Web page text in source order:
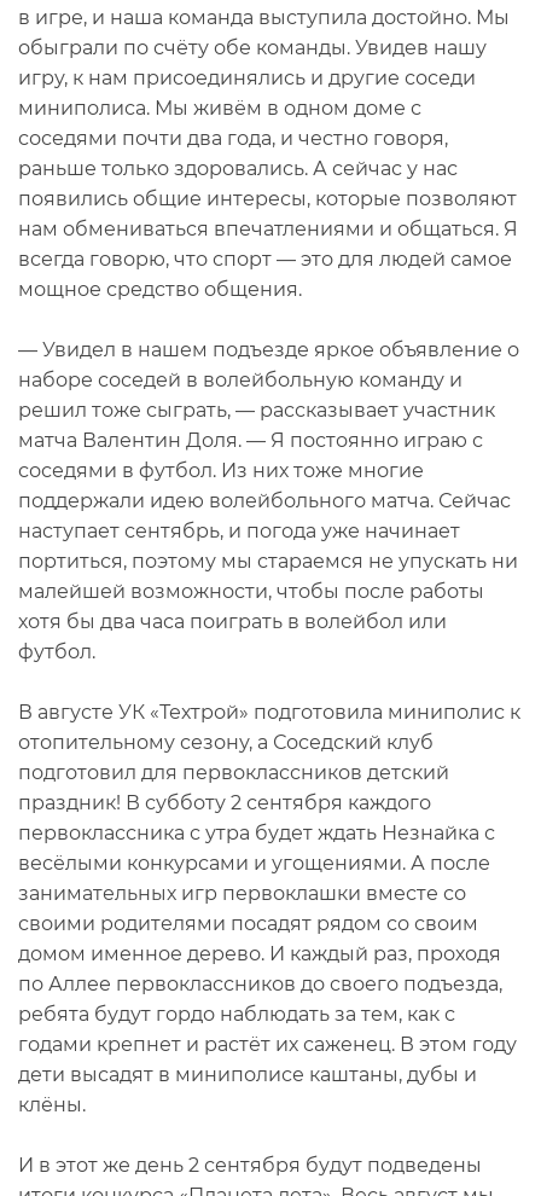
в игре, и наша команда выступила достойно. Мы
обыграли по счёту обе команды. Увидев нашу
игру, к нам присоединялись и другие соседи
миниполиса. Мы живём в одном доме с
соседями почти два года, и честно говоря,
раньше только здоровались. А сейчас у нас
появились общие интересы, которые позволяют
нам обмениваться впечатлениями и общаться. Я
всегда говорю, что спорт — это для людей самое
мощное средство общения.
— Увидел в нашем подъезде яркое объявление о
наборе соседей в волейбольную команду и
решил тоже сыграть, — рассказывает участник
матча Валентин Доля. — Я постоянно играю с
соседями в футбол. Из них тоже многие
поддержали идею волейбольного матча. Сейчас
наступает сентябрь, и погода уже начинает
портиться, поэтому мы стараемся не упускать ни
малейшей возможности, чтобы после работы
хотя бы два часа поиграть в волейбол или
футбол.
В августе УК «Техтрой» подготовила миниполис к
отопительному сезону, а Соседский клуб
подготовил для первоклассников детский
праздник! В субботу 2 сентября каждого
первоклассника с утра будет ждать Незнайка с
весёлыми конкурсами и угощениями. А после
занимательных игр первоклашки вместе со
своими родителями посадят рядом со своим
домом именное дерево. И каждый раз, проходя
по Аллее первоклассников до своего подъезда,
ребята будут гордо наблюдать за тем, как с
годами крепнет и растёт их саженец. В этом году
дети высадят в миниполисе каштаны, дубы и
клёны.
И в этот же день 2 сентября будут подведены